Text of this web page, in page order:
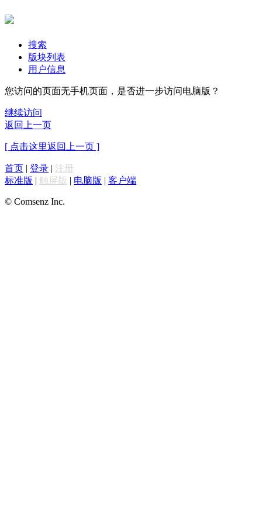
搜索
版块列表
用户信息
您访问的页面无手机页面，是否进一步访问电脑版？
继续访问
返回上一页
[ 点击这里返回上一页 ]
首页 | 登录 | 注册
标准版 | 触屏版 | 电脑版 | 客户端
© Comsenz Inc.